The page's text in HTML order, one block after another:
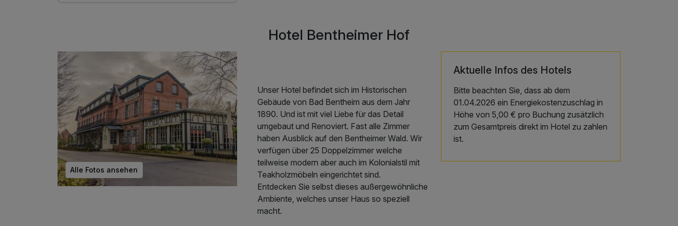
inkl. 25% Rabatt im Tierpark Nordhorn
inkl. 50% Rabatt im Rock & Pop Museum Gronau
Hotel Bentheimer Hof
Alle Fotos ansehen
Unser Hotel befindet sich im Historischen
Gebäude von Bad Bentheim aus dem Jahr
1890. Und ist mit viel Liebe für das Detail
umgebaut und Renoviert. Fast alle Zimmer
haben Ausblick auf den Bentheimer Wald. Wir
verfügen über 25 Doppelzimmer welche
teilweise modern aber auch im Kolonialstil mit
Teakholzmöbeln eingerichtet sind.
Entdecken Sie selbst dieses außergewöhnliche
Ambiente, welches unser Haus so speziell
macht.
Aktuelle Infos des Hotels
Bitte beachten Sie, dass ab dem
01.04.2026 ein Energiekostenzuschlag in
Höhe von 5,00 € pro Buchung zusätzlich
zum Gesamtpreis direkt im Hotel zu zahlen
ist.